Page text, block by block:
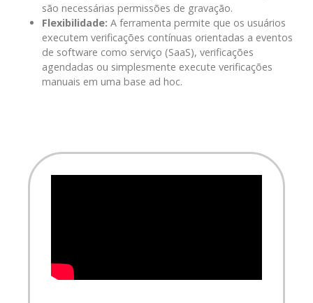
são necessárias permissões de gravação.
Flexibilidade: A ferramenta permite que os usuários
executem verificações contínuas orientadas a eventos
de software como serviço (SaaS), verificações
agendadas ou simplesmente execute verificações
manuais em uma base ad hoc.